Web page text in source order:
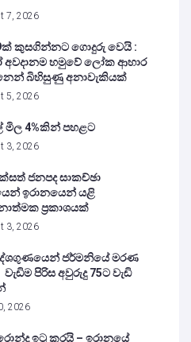
7, 2026
කුසගින්නට ගොදුරු වෙයි :
හමුවේ ලෝක ආහාර
බිහිසුණු අනාවැකියක්
5, 2026
මිල 4%කින් පහළට
3, 2026
ජනපද සාකච්ඡා
ඉරානයෙන් යළි
ප්‍රකාශයක්
3, 2026
ජර්මනියේ මරණ
වැඩිම පිරිස අවුරුදු 75ට වැඩි
2026
ඉටු කරයි – ඉරානයේ